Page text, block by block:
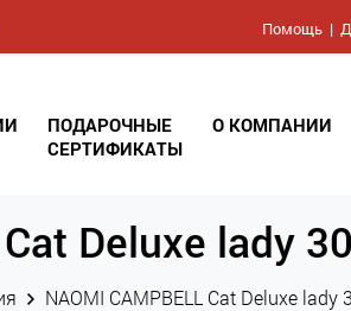
Помощь
ПОДАРОЧНЫЕ
СЕРТИФИКАТЫ
О КОМПАНИИ
Deluxe lady
NAOMI CAMPBELL Cat Deluxe lady